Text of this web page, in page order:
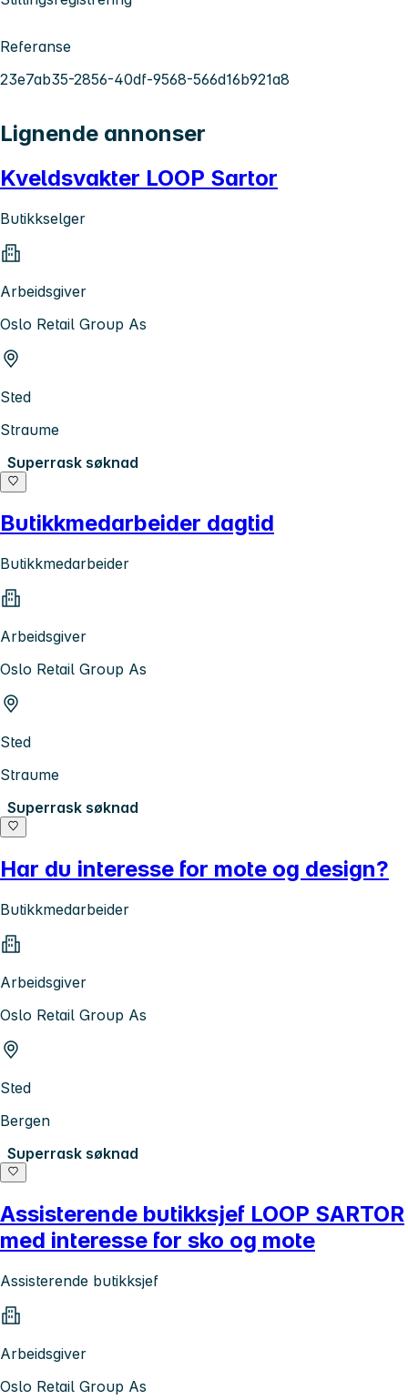
Referanse
23e7ab35-2856-40df-9568-566d16b921a8
Lignende annonser
Kveldsvakter LOOP Sartor
Butikkselger
Arbeidsgiver
Oslo Retail Group As
Sted
Straume
Superrask søknad
Butikkmedarbeider dagtid
Butikkmedarbeider
Arbeidsgiver
Oslo Retail Group As
Sted
Straume
Superrask søknad
Har du interesse for mote og design?
Butikkmedarbeider
Arbeidsgiver
Oslo Retail Group As
Sted
Bergen
Superrask søknad
Assisterende butikksjef LOOP SARTOR
med interesse for sko og mote
Assisterende butikksjef
Arbeidsgiver
Oslo Retail Group As